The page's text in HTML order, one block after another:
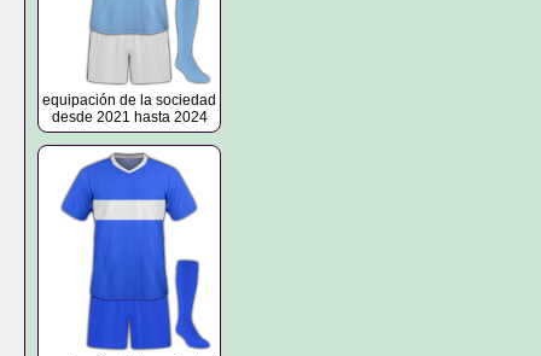
equipación de la sociedad
desde 2021 hasta 2024